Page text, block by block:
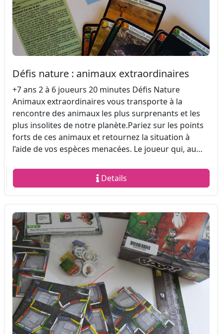
Défis nature : animaux extraordinaires
+7 ans 2 à 6 joueurs 20 minutes Défis Nature
Animaux extraordinaires vous transporte à la
rencontre des animaux les plus surprenants et les
plus insolites de notre planète.Pariez sur les points
forts de ces animaux et retournez la situation à
l’aide de vos espèces menacées. Le joueur qui, au…
Details